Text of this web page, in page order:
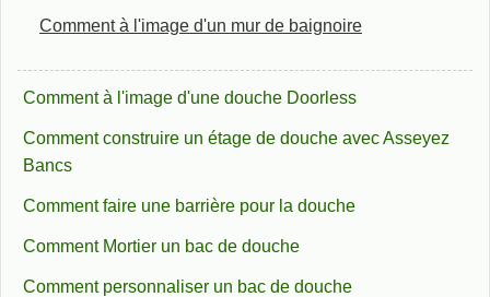
Comment à l'image d'un mur de baignoire
Comment à l'image d'une douche Doorless
Comment construire un étage de douche avec Asseyez
Bancs
Comment faire une barrière pour la douche
Comment Mortier un bac de douche
Comment personnaliser un bac de douche